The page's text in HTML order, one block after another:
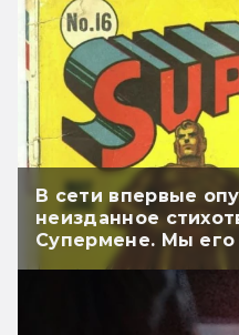
В сети впервые
неизданное
Супермене. Мы его